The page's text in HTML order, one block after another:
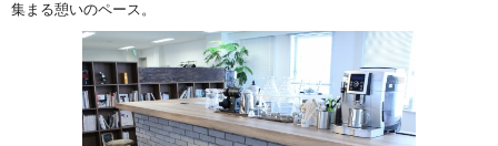
集まる憩いのペース。